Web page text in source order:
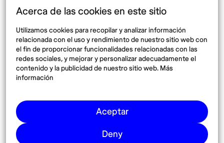
Acerca de las cookies en este sitio
Utilizamos cookies para recopilar y analizar información
relacionada con el uso y rendimiento de nuestro sitio web con
el fin de proporcionar funcionalidades relacionadas con las
redes sociales, y mejorar y personalizar adecuadamente el
contenido y la publicidad de nuestro sitio web. Más
información
Aceptar
Deny
México
España
Destinos
Síguenos
Pinterest